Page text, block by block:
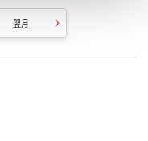
翌月